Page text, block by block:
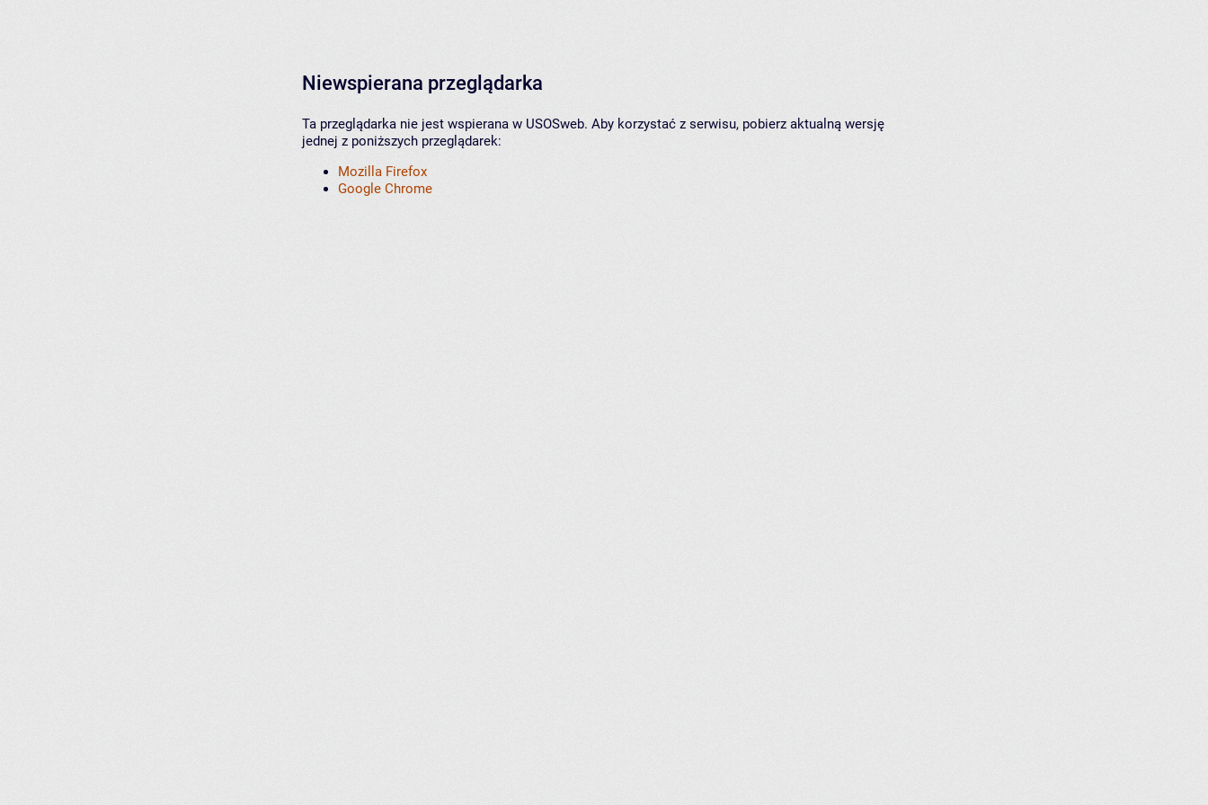
Niewspierana przeglądarka
Ta przeglądarka nie jest wspierana w USOSweb. Aby korzystać z serwisu, pobierz aktualną wersję
jednej z poniższych przeglądarek:
Mozilla Firefox
Google Chrome